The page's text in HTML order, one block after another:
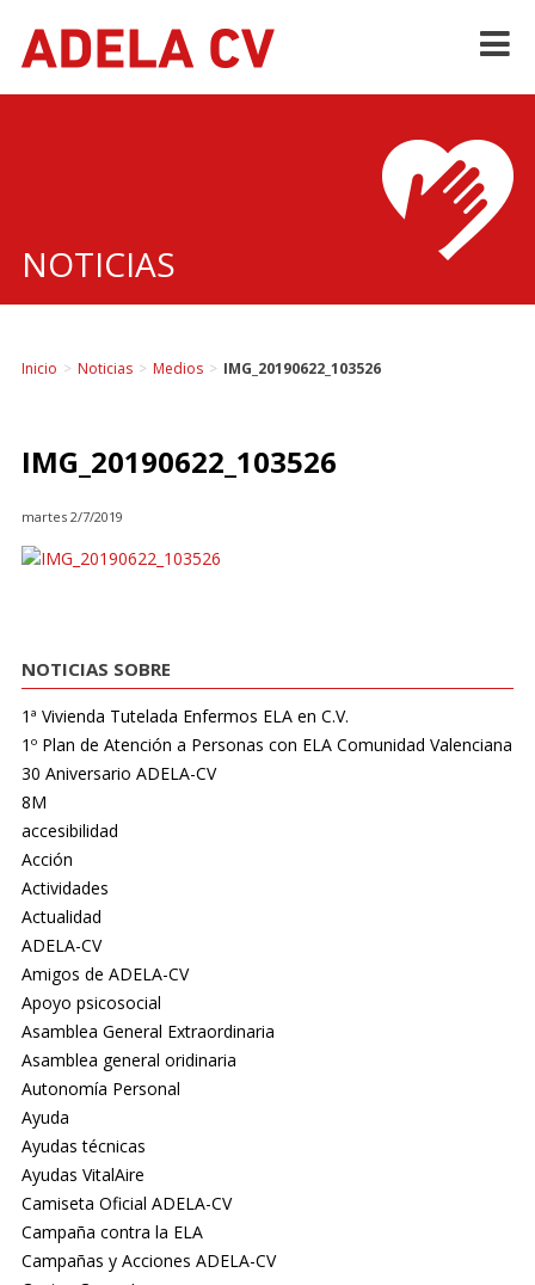
NOTICIAS
Inicio > Noticias > Medios > IMG_20190622_103526
IMG_20190622_103526
martes 2/7/2019
NOTICIAS SOBRE
1ª Vivienda Tutelada Enfermos ELA en C.V.
1º Plan de Atención a Personas con ELA Comunidad Valenciana
30 Aniversario ADELA-CV
8M
accesibilidad
Acción
Actividades
Actualidad
ADELA-CV
Amigos de ADELA-CV
Apoyo psicosocial
Asamblea General Extraordinaria
Asamblea general oridinaria
Autonomía Personal
Ayuda
Ayudas técnicas
Ayudas VitalAire
Camiseta Oficial ADELA-CV
Campaña contra la ELA
Campañas y Acciones ADELA-CV